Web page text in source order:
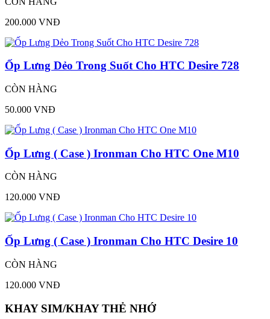
200.000 VNĐ
Ốp Lưng Dẻo Trong Suốt Cho HTC Desire 728
CÒN HÀNG
50.000 VNĐ
Ốp Lưng ( Case ) Ironman Cho HTC One M10
CÒN HÀNG
120.000 VNĐ
Ốp Lưng ( Case ) Ironman Cho HTC Desire 10
CÒN HÀNG
120.000 VNĐ
KHAY SIM/KHAY THẺ NHỚ